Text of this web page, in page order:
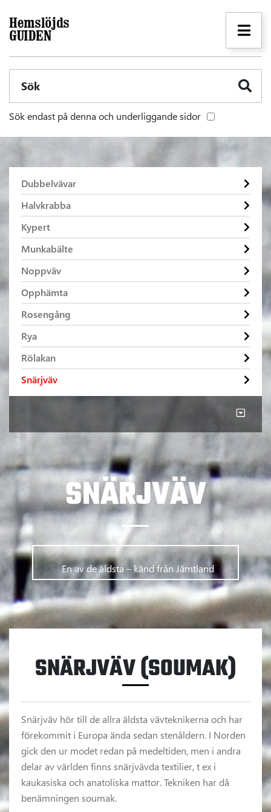
Sök
Sök endast på denna och underliggande sidor
Dubbelvävar
Halvkrabba
Kypert
Munkabälte
Noppväv
Opphämta
Rosengång
Rya
Rölakan
Snärjväv
SNÄRJVÄV
      	En av de äldsta – känd från Jämtland
SNÄRJVÄV (SOUMAK)
Snärjväv hör till de allra äldsta vävteknikerna och har
förekommit i Europa ända sedan stenåldern. I Norden
gick den ur modet redan på medeltiden, men i andra
delar av världen finns snärjvävda textilier, t ex i
kaukasiska och anatoliska mattor. Tekniken har då
benämningen soumak.